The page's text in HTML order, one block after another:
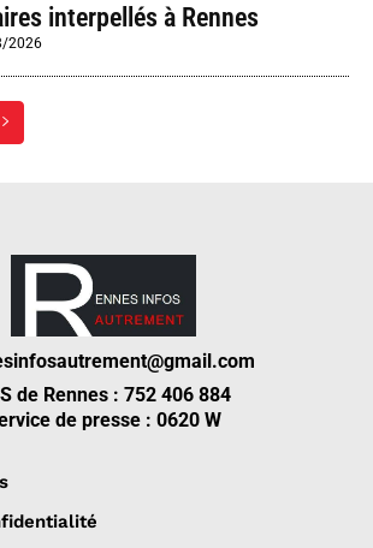
interpellés à Rennes
2026
de Rennes : 752 406 884
de presse : 0620 W